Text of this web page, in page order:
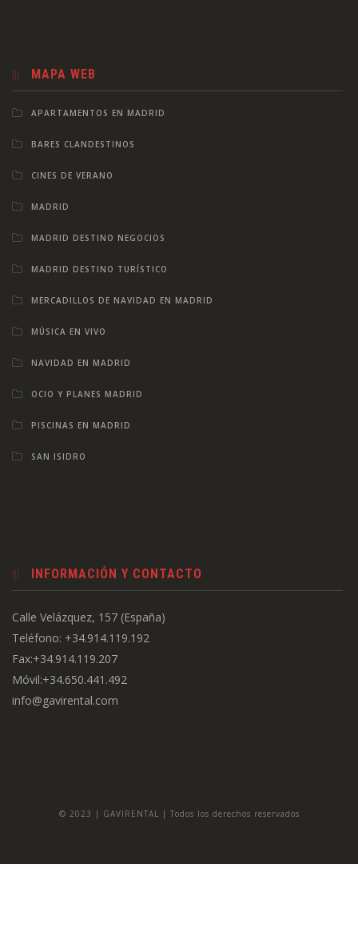
MAPA WEB
APARTAMENTOS EN MADRID
BARES CLANDESTINOS
CINES DE VERANO
MADRID
MADRID DESTINO NEGOCIOS
MADRID DESTINO TURÍSTICO
MERCADILLOS DE NAVIDAD EN MADRID
MÚSICA EN VIVO
NAVIDAD EN MADRID
OCIO Y PLANES MADRID
PISCINAS EN MADRID
SAN ISIDRO
INFORMACIÓN Y CONTACTO
Calle Velázquez, 157 (España)
Teléfono: +34.914.119.192
Fax:+34.914.119.207
Móvil:+34.650.441.492
info@gavirental.com
© 2023 | GAVIRENTAL | Todos los derechos reservados